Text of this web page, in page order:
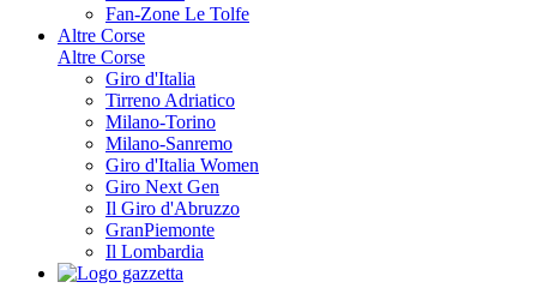
Fan-Zone Le Tolfe
Altre Corse
Altre Corse
Giro d'Italia
Tirreno Adriatico
Milano-Torino
Milano-Sanremo
Giro d'Italia Women
Giro Next Gen
Il Giro d'Abruzzo
GranPiemonte
Il Lombardia